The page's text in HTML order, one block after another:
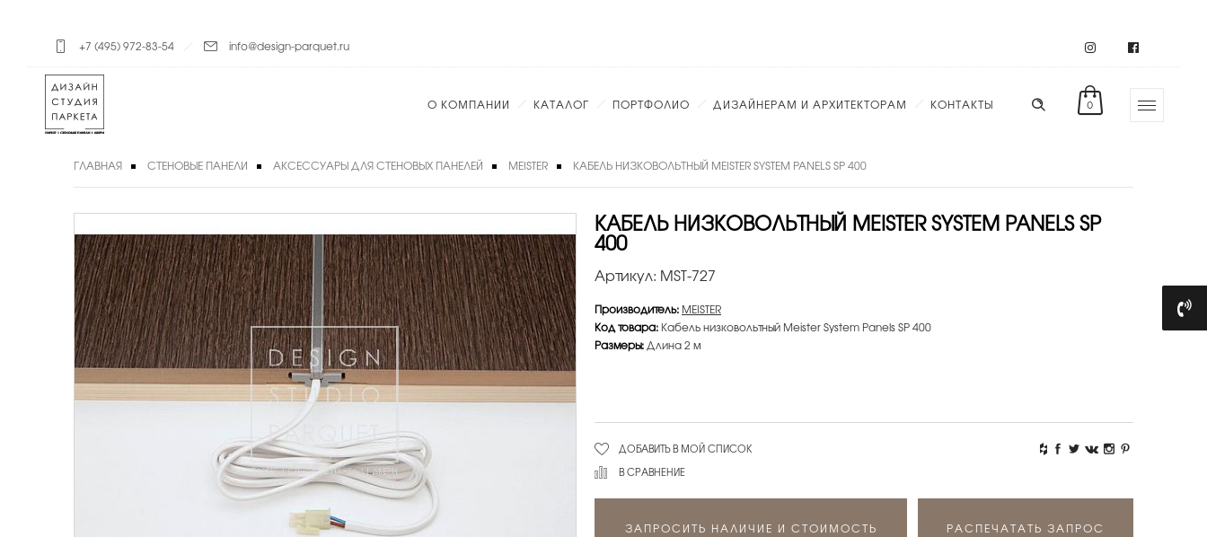
+7 (495) 972-83-54 info@design-parquet.ru
0
О КОМПАНИИ КАТАЛОГ ПОРТФОЛИО ДИЗАЙНЕРАМ И АРХИТЕКТОРАМ КОНТАКТЫ
ГЛАВНАЯ СТЕНОВЫЕ ПАНЕЛИ АКСЕССУАРЫ ДЛЯ СТЕНОВЫХ ПАНЕЛЕЙ MEISTER КАБЕЛЬ НИЗКОВОЛЬТНЫЙ MEISTER SYSTEM PANELS SP 400
КАБЕЛЬ НИЗКОВОЛЬТНЫЙ MEISTER SYSTEM PANELS SP
400
Артикул: MST-727
Производитель: MEISTER
Код товара: Кабель низковольтный Meister System Panels SP 400
Размеры:Длина 2 м
ДОБАВИТЬ В МОЙ СПИСОК
В СРАВНЕНИЕ
ЗАПРОСИТЬ НАЛИЧИЕ И СТОИМОСТЬ РАСПЕЧАТАТЬ ЗАПРОС